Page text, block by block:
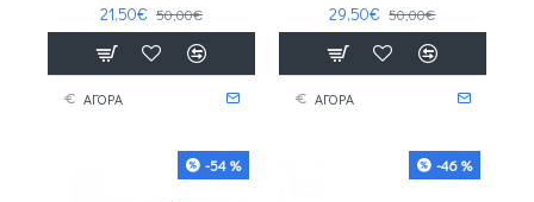
21,50€ 50,00€
ΑΓΟΡΑ
29,50€ 50,00€
ΑΓΟΡΑ
-54 % -46 %